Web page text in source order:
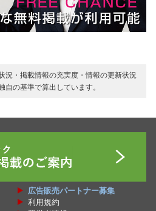
況・掲載情報の充実度・情報の更新状況
の基準で算出しています。
広告販売パートナー募集
利用規約